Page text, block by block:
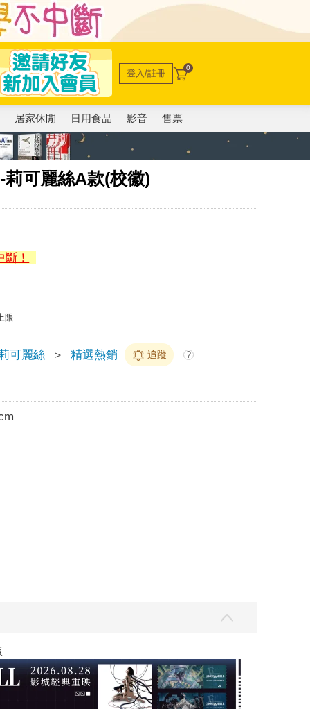
登入/註冊 0
居家休閒 日用食品 影音 售票
可麗絲A款(校徽)
！
限
可麗絲 ＞ 精選熱銷 追蹤 ?
點〉第二波